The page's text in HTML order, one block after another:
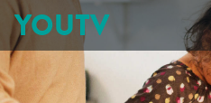
YOUTV